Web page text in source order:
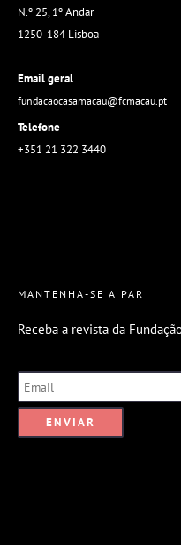
N.º 25, 1º Andar
1250-184 Lisboa
Email geral
fundacaocasamacau@fcmacau.pt
Telefone
+351 21 322 3440
MANTENHA-SE A PAR
Receba a revista da